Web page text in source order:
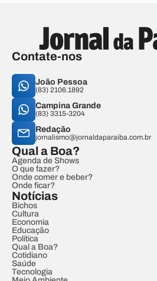
Contate-nos
João Pessoa
(83) 2106.1892
Campina Grande
(83) 3315-3204
Redação
jornalismo@jornaldaparaiba.com.br
Qual a Boa?
Agenda de Shows
O que fazer?
Onde comer e beber?
Onde ficar?
Notícias
Bichos
Cultura
Economia
Educação
Política
Qual a Boa?
Cotidiano
Saúde
Tecnologia